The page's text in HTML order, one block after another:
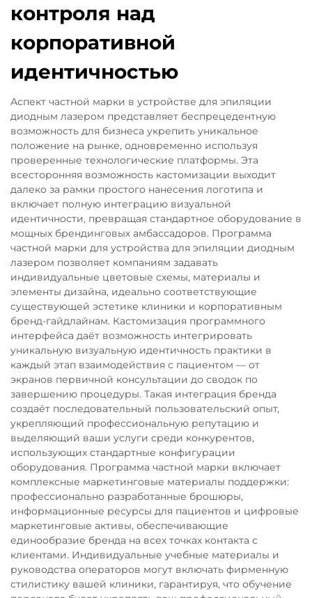
контроля над
корпоративной
идентичностью
Аспект частной марки в устройстве для эпиляции
диодным лазером представляет беспрецедентную
возможность для бизнеса укрепить уникальное
положение на рынке, одновременно используя
проверенные технологические платформы. Эта
всесторонняя возможность кастомизации выходит
далеко за рамки простого нанесения логотипа и
включает полную интеграцию визуальной
идентичности, превращая стандартное оборудование в
мощных брендинговых амбассадоров. Программа
частной марки для устройства для эпиляции диодным
лазером позволяет компаниям задавать
индивидуальные цветовые схемы, материалы и
элементы дизайна, идеально соответствующие
существующей эстетике клиники и корпоративным
бренд-гайдлайнам. Кастомизация программного
интерфейса даёт возможность интегрировать
уникальную визуальную идентичность практики в
каждый этап взаимодействия с пациентом — от
экранов первичной консультации до сводок по
завершению процедуры. Такая интеграция бренда
создаёт последовательный пользовательский опыт,
укрепляющий профессиональную репутацию и
выделяющий ваши услуги среди конкурентов,
использующих стандартные конфигурации
оборудования. Программа частной марки включает
комплексные маркетинговые материалы поддержки:
профессионально разработанные брошюры,
информационные ресурсы для пациентов и цифровые
маркетинговые активы, обеспечивающие
единообразие бренда на всех точках контакта с
клиентами. Индивидуальные учебные материалы и
руководства операторов могут включать фирменную
стилистику вашей клиники, гарантируя, что обучение